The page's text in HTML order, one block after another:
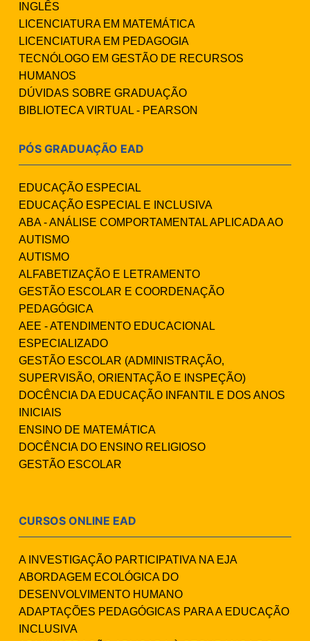
INGLÊS
LICENCIATURA EM MATEMÁTICA
LICENCIATURA EM PEDAGOGIA
TECNÓLOGO EM GESTÃO DE RECURSOS
HUMANOS
DÚVIDAS SOBRE GRADUAÇÃO
BIBLIOTECA VIRTUAL - PEARSON
PÓS GRADUAÇÃO EAD
EDUCAÇÃO ESPECIAL
EDUCAÇÃO ESPECIAL E INCLUSIVA
ABA - ANÁLISE COMPORTAMENTAL APLICADA AO
AUTISMO
AUTISMO
ALFABETIZAÇÃO E LETRAMENTO
GESTÃO ESCOLAR E COORDENAÇÃO
PEDAGÓGICA
AEE - ATENDIMENTO EDUCACIONAL
ESPECIALIZADO
GESTÃO ESCOLAR (ADMINISTRAÇÃO,
SUPERVISÃO, ORIENTAÇÃO E INSPEÇÃO)
DOCÊNCIA DA EDUCAÇÃO INFANTIL E DOS ANOS
INICIAIS
ENSINO DE MATEMÁTICA
DOCÊNCIA DO ENSINO RELIGIOSO
GESTÃO ESCOLAR
CURSOS ONLINE EAD
A INVESTIGAÇÃO PARTICIPATIVA NA EJA
ABORDAGEM ECOLÓGICA DO
DESENVOLVIMENTO HUMANO
ADAPTAÇÕES PEDAGÓGICAS PARA A EDUCAÇÃO
INCLUSIVA